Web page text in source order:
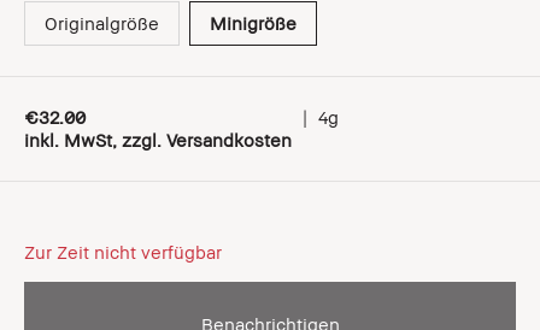
Originalgröße Minigröße
€32.00
inkl. MwSt, zzgl. Versandkosten
| 4g
Zur Zeit nicht verfügbar
Benachrichtigen